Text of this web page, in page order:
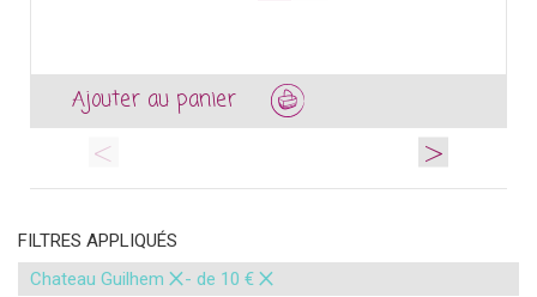
<
Ajouter au panier
>
FILTRES APPLIQUÉS
Chateau Guilhem ×- de 10 € ×